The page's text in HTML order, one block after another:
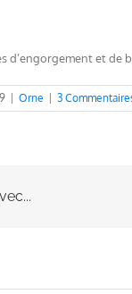
d’engorgement et
Orne 3